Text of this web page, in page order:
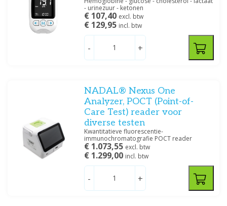
- urinezuur - ketonen
€ 107,40 excl. btw
€ 129,95 incl. btw
- +
NADAL® Nexus One
Analyzer, POCT (Point-of-
Care Test) reader voor
diverse testen
Kwantitatieve fluorescentie-
immunochromatografie POCT reader
€ 1.073,55 excl. btw
€ 1.299,00 incl. btw
- +